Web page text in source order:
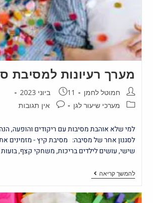
מערך רעיונות למסיבת
חמוטל לחמן
11 ביוני 2023
מערכי שיעור לגן
אין תגובות
למי שלא אוהבת מסיבות עם ריקודים והופעה,
לסגנון אחר של מסיבה: מסיבת קיץ - מזמינים את
שישי, עושים לילדים בריכות, משחקי קצף, בועות
להמשך קריאה